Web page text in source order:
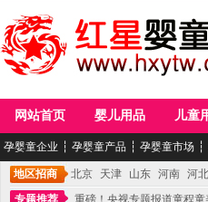
网站首页 婴儿用品 儿童
孕婴童企业 ┆ 孕婴童产品 ┆ 孕婴童市场 ┆
地区招商 北京 天津 山东 河南 河北
专题推荐
重磅！央视专题报道童程